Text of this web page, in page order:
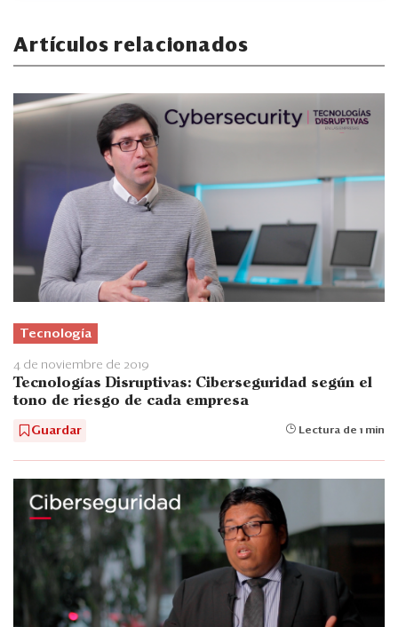
Artículos relacionados
Tecnología
4 de noviembre de 2019
Tecnologías Disruptivas: Ciberseguridad según el
tono de riesgo de cada empresa
Guardar Lectura de 1 min